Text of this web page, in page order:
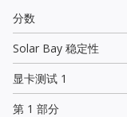
分数
Solar Bay 稳定性
显卡测试 1
第 1 部分